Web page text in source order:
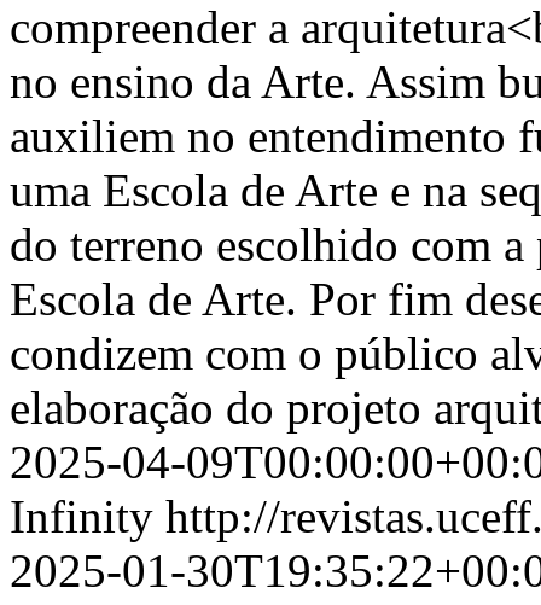
compreender a
no ensino da Arte. Assim
auxiliem no entendimento
uma Escola de Arte e na
do terreno escolhido com
Escola de Arte. Por fim
condizem com o público
elaboração do projeto
2025-04-
Infinity http://
2025-01-